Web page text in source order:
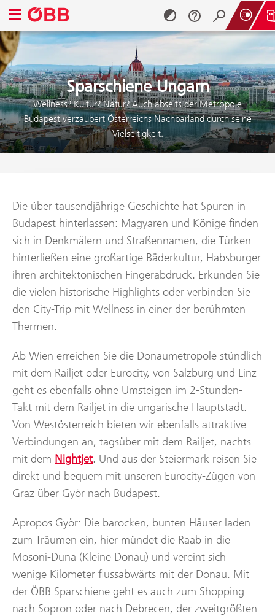
Zum Inhalt springen (Alt + 0)
Zum Menü springen (Alt + 1)
Navigationsmenü öffnen
Sparschiene Ungarn
Wellness? Kultur? Natur? Auch abseits der Metropole
Budapest verzaubert Österreichs Nachbarland durch seine
Vielseitigkeit.
Die über tausendjährige Geschichte hat Spuren in
Budapest hinterlassen: Magyaren und Könige finden
sich in Denkmälern und Straßennamen, die Türken
hinterließen eine großartige Bäderkultur, Habsburger
ihren architektonischen Fingerabdruck. Erkunden Sie
die vielen historische Highlights oder verbinden Sie
den City-Trip mit Wellness in einer der berühmten
Thermen.
Ab Wien erreichen Sie die Donaumetropole stündlich
mit dem Railjet oder Eurocity, von Salzburg und Linz
geht es ebenfalls ohne Umsteigen im 2-Stunden-
Takt mit dem Railjet in die ungarische Hauptstadt.
Von Westösterreich bieten wir ebenfalls attraktive
Verbindungen an, tagsüber mit dem Railjet, nachts
mit dem Nightjet. Und aus der Steiermark reisen Sie
direkt und bequem mit unseren Eurocity-Zügen von
Graz über Györ nach Budapest.
Apropos Györ: Die barocken, bunten Häuser laden
zum Träumen ein, hier mündet die Raab in die
Mosoni-Duna (Kleine Donau) und vereint sich
wenige Kilometer flussabwärts mit der Donau. Mit
der ÖBB Sparschiene geht es auch zum Shopping
nach Sopron oder nach Debrecen, der zweitgrößten